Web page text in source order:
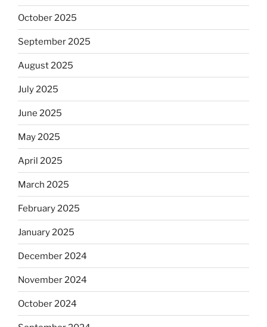
October 2025
September 2025
August 2025
July 2025
June 2025
May 2025
April 2025
March 2025
February 2025
January 2025
December 2024
November 2024
October 2024